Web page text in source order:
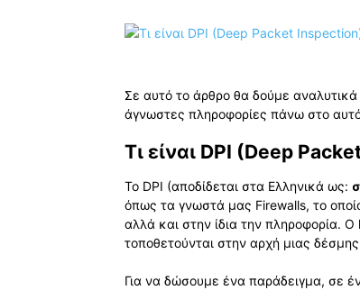
Σε αυτό το άρθρο θα δούμε
άγνωστες πληροφορίες πάνω στο
Τι είναι DPI (Deep
Το DPI (αποδίδεται στα Ελληνικά ως:
όπως τα γνωστά μας Firewalls, το
αλλά και στην ίδια την πληροφορία.
τοποθετούνται στην αρχή μιας
Για να δώσουμε ένα παράδειγμα, σε